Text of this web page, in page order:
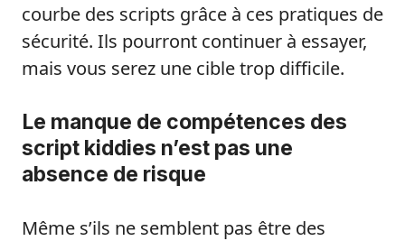
courbe des scripts grâce à ces pratiques de
sécurité. Ils pourront continuer à essayer,
mais vous serez une cible trop difficile.
Le manque de compétences des
script kiddies n’est pas une
absence de risque
Même s’ils ne semblent pas être des